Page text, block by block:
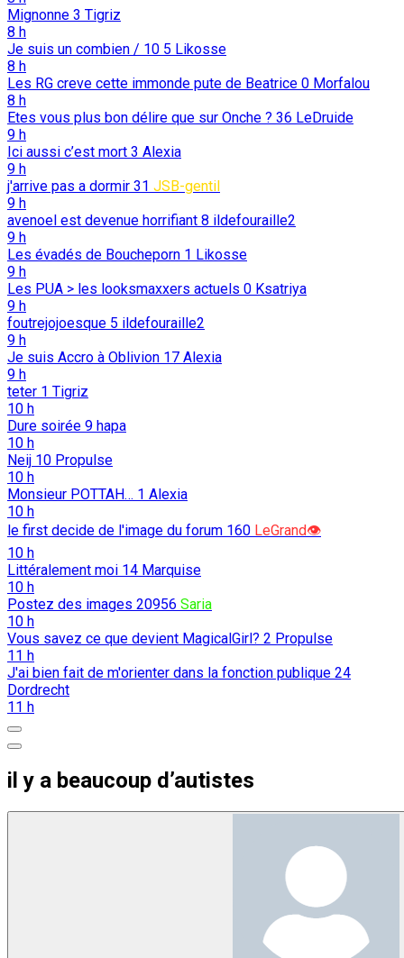
Mignonne 3 Tigriz
8 h
Je suis un combien / 10 5 Likosse
8 h
Les RG creve cette immonde pute de Beatrice 0 Morfalou
8 h
Etes vous plus bon délire que sur Onche ? 36 LeDruide
9 h
Ici aussi c’est mort 3 Alexia
9 h
j'arrive pas a dormir 31 JSB-gentil
9 h
avenoel est devenue horrifiant 8 ildefouraille2
9 h
Les évadés de Boucheporn 1 Likosse
9 h
Les PUA > les looksmaxxers actuels 0 Ksatriya
9 h
foutrejojoesque 5 ildefouraille2
9 h
Je suis Accro à Oblivion 17 Alexia
9 h
teter 1 Tigriz
10 h
Dure soirée 9 hapa
10 h
Neij 10 Propulse
10 h
Monsieur POTTAH… 1 Alexia
10 h
le first decide de l'image du forum 160 LeGrand👁️
10 h
Littéralement moi 14 Marquise
10 h
Postez des images 20956 Saria
10 h
Vous savez ce que devient MagicalGirl? 2 Propulse
11 h
J'ai bien fait de m'orienter dans la fonction publique 24
Dordrecht
11 h
il y a beaucoup d’autistes